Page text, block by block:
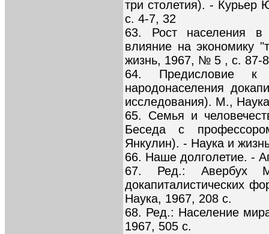
три столетия). -
с. 4-7, 32
63. Рост населения в
влияние на экономику
жизнь, 1967, № 5 , с. 87-
64. Предисловие
народонаселения
исследования). М.,
65. Семья и
Беседа с
Янкулин). - Наука и
66. Наше долголетие. -
67. Ред.: Авербух
докапиталистических
Наука, 1967, 208 с.
68. Ред.: Население
1967, 505 с.